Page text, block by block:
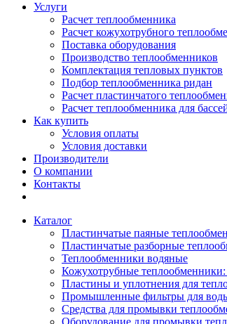
Услуги
Расчет теплообменника
Расчет кожухотрубного
Поставка оборудования
Производство теплообменников
Комплектация тепловых пунктов
Подбор теплообменника ридан
Расчет пластинчатого
Расчет теплообменника для
Как купить
Условия оплаты
Условия доставки
Производители
О компании
Контакты
Каталог
Пластинчатые паяные
Пластинчатые разборные
Теплообменники водяные
Кожухотрубные
Пластины и уплотнения для
Промышленные фильтры для
Средства для промывки
Оборудование для промывки